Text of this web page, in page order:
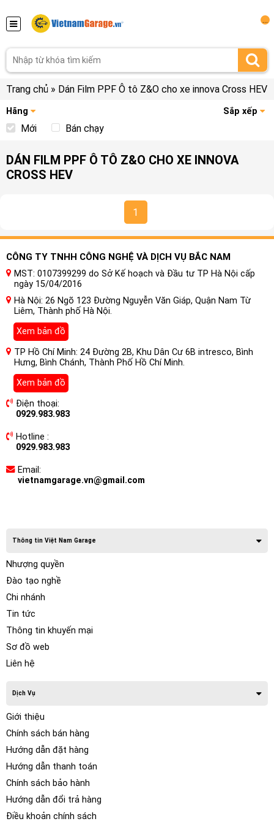
Trang chủ » Dán Film PPF Ô tô Z&O cho xe innova Cross HEV
Hãng Sắp xếp
Mới Bán chạy
DÁN FILM PPF Ô TÔ Z&O CHO XE INNOVA
CROSS HEV
1
CÔNG TY TNHH CÔNG NGHỆ VÀ DỊCH VỤ BẮC NAM
MST: 0107399299 do Sở Kế hoạch và Đầu tư TP Hà Nội cấp
ngày 15/04/2016
Hà Nội: 26 Ngõ 123 Đường Nguyễn Văn Giáp, Quận Nam Từ
Liêm, Thành phố Hà Nội.
Xem bản đồ
TP Hồ Chí Minh: 24 Đường 2B, Khu Dân Cư 6B intresco, Bình
Hưng, Bình Chánh, Thành Phố Hồ Chí Minh.
Xem bản đồ
Điện thoại:
0929.983.983
Hotline :
0929.983.983
Email:
vietnamgarage.vn@gmail.com
Thông tin Việt Nam Garage
Nhượng quyền
Đào tạo nghề
Chi nhánh
Tin tức
Thông tin khuyến mại
Sơ đồ web
Liên hệ
Dịch Vụ
Giới thiệu
Chính sách bán hàng
Hướng dẫn đặt hàng
Hướng dẫn thanh toán
Chính sách bảo hành
Hướng dẫn đổi trả hàng
Điều khoản chính sách